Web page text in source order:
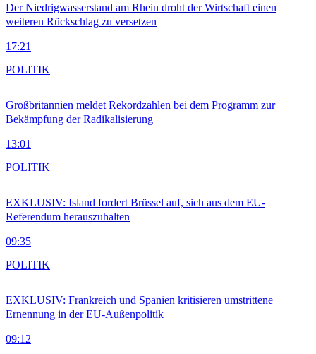
Der Niedrigwasserstand am Rhein droht der Wirtschaft einen
weiteren Rückschlag zu versetzen
17:21
Großbritannien meldet Rekordzahlen bei dem Programm zur
Bekämpfung der Radikalisierung
13:01
POLITIK
EXKLUSIV: Island fordert Brüssel auf, sich aus dem EU-
Referendum herauszuhalten
09:35
POLITIK
EXKLUSIV: Frankreich und Spanien kritisieren umstrittene
Ernennung in der EU-Außenpolitik
09:12
POLITIK